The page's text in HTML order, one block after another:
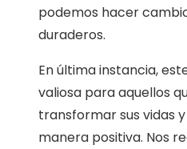
podemos hacer
duraderos.
En última instancia,
valiosa para aquellos
transformar sus vidas
manera positiva. Nos